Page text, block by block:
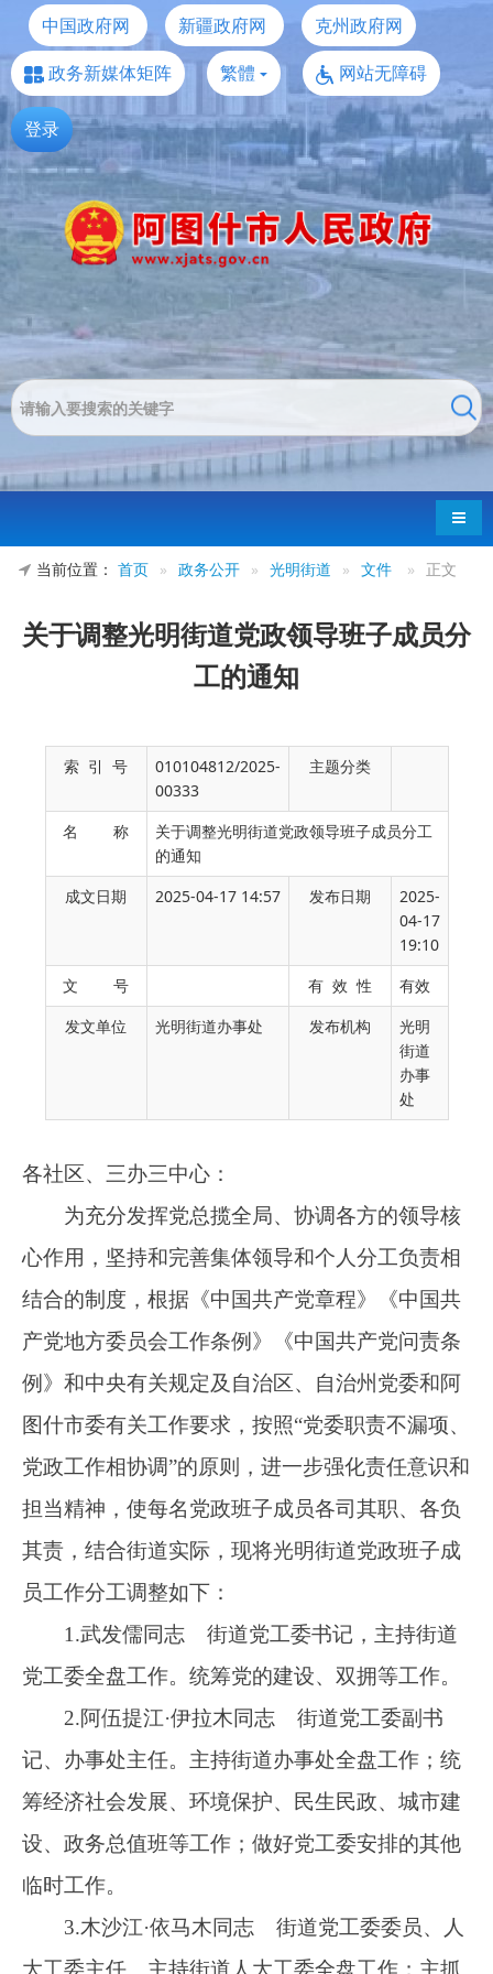
中国政府网 新疆政府网
克州政府网
政务新媒体矩阵
繁體 网站无障碍
登录
导航
当前位置： 首页 » 政务公开 » 光明街道 » 文件 » 正文
关于调整光明街道党政领导班子成员分
工的通知
索 引 号
010104812/2025-
00333
主题分类
名 称
关于调整光明街道党政领导班子成员分工
的通知
成文日期
2025-04-17 14:57 发布日期
2025-
04-17
19:10
文 号
有 效 性
有效
发文单位
光明街道办事处 发布机构
光明
街道
办事
处
各社区、三办三中心：
为充分发挥党总揽全局、协调各方的领导核
产党地方委员会工作条例》《中国共产党问责条
图什市委有关工作要求，按照“党委职责不漏项、
党政工作相协调”的原则，进一步强化责任意识和
担当精神，使每名党政班子成员各司其职、各负
其责，结合街道实际，现将光明街道党政班子成
员工作分工调整如下：
党工委全盘工作。统筹党的建设、双拥等工作。
2.阿伍提江·伊拉木同志 街道党工委副书
记、办事处主任。主持街道办事处全盘工作；统
筹经济社会发展、环境保护、民生民政、城市建
设、政务总值班等工作；做好党工委安排的其他
3.木沙江·依马木同志 街道党工委委员、人
大工委主任。主持街道人大工委全盘工作；主抓
安全生产、教育、市场监督管理、环境卫生整
治、爱国卫生、物业管理、安居房建设、净城行
动、民政等工作；分管综合执法办公室、社会事
4.陈华英同志 街道党工委副书记、办事处
副主任。主抓基层组织建设、社区阵地建设、负
责自治州党委第八轮第二巡察组巡察反馈意见的
整改工作；负责人事、人才、财务、群众、街道
机关日常事务管理等工作，抓好党的建设。分管